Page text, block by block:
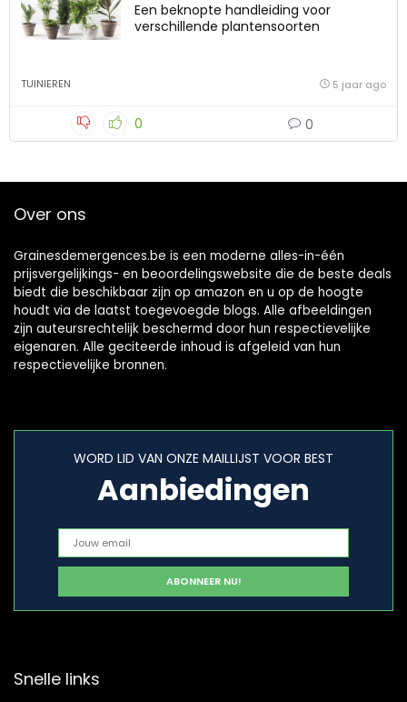
Een beknopte handleiding voor
verschillende plantensoorten
TUINIEREN 5 jaar ago
0 0
Over ons
Grainesdemergences.be is een moderne alles-in-één
prijsvergelijkings- en beoordelingswebsite die de beste deals
biedt die beschikbaar zijn op amazon en u op de hoogte
houdt via de laatst toegevoegde blogs. Alle afbeeldingen
zijn auteursrechtelijk beschermd door hun respectievelijke
eigenaren. Alle geciteerde inhoud is afgeleid van hun
respectievelijke bronnen.
WORD LID VAN ONZE MAILLIJST VOOR BEST
Aanbiedingen
Snelle links